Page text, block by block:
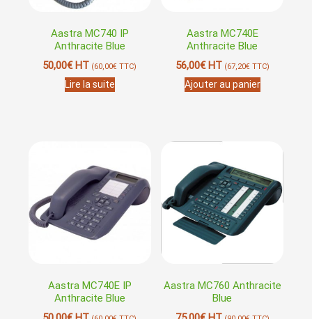
Aastra MC740 IP
Anthracite Blue
50,00€HT (60,00€ TTC)
Lire la suite
Aastra MC740E
Anthracite Blue
56,00€HT (67,20€TTC)
Ajouter au panier
Aastra MC740E IP
Anthracite Blue
Aastra MC760 Anthracite
Blue